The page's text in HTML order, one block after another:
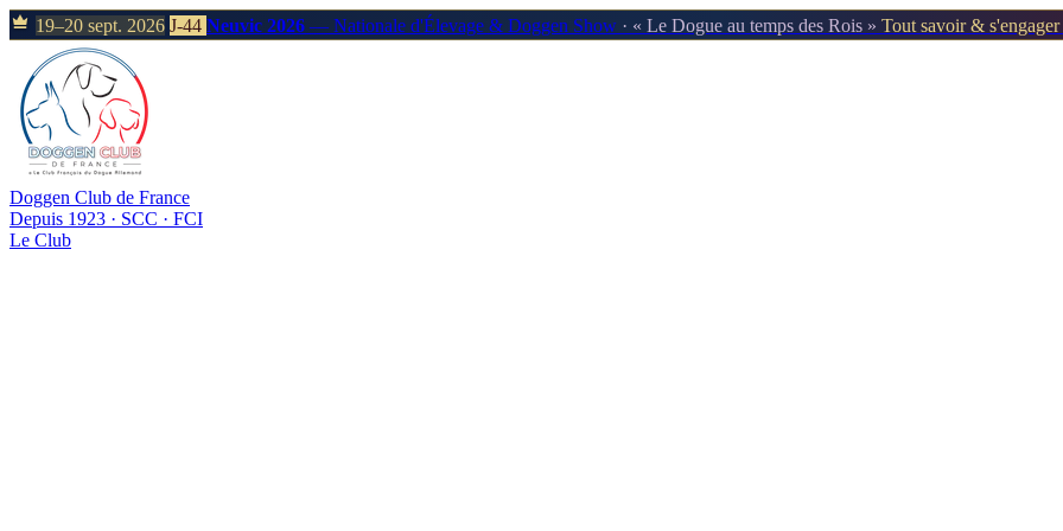
19–20 sept. 2026 J-44 Neuvic 2026 — Nationale d'Élevage & Doggen Show · « Le Dogue au temps des Rois » Tout savoir &
Doggen Club de France
Depuis 1923 · SCC · FCI
Le Club